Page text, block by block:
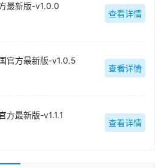
最新版-v1.0.0
查看详情
官方最新版-v1.0.5
查看详情
方最新版-v1.1.1
查看详情